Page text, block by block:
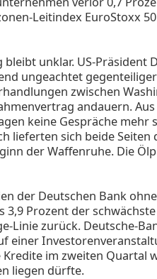
Leitindex EuroStoxx
bleibt unklar. US-Präsident
ungeachtet
zwischen
andauern.
keine Gespräche mehr
lieferten sich beide Seiten
der Waffenruhe. Die
der Deutschen Bank
3,9 Prozent der
Linie zurück. Deutsche-
einer
im zweiten Quartal
liegen dürfte.